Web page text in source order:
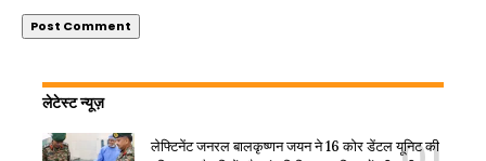
लेटेस्ट न्यूज़
लेफ्टिनेंट जनरल बालकृष्णन जयन ने 16 कोर डेंटल यूनिट की